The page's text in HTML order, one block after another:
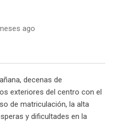
ago
decenas de
exteriores del centro con el
de matriculación, la alta
y dificultades en la